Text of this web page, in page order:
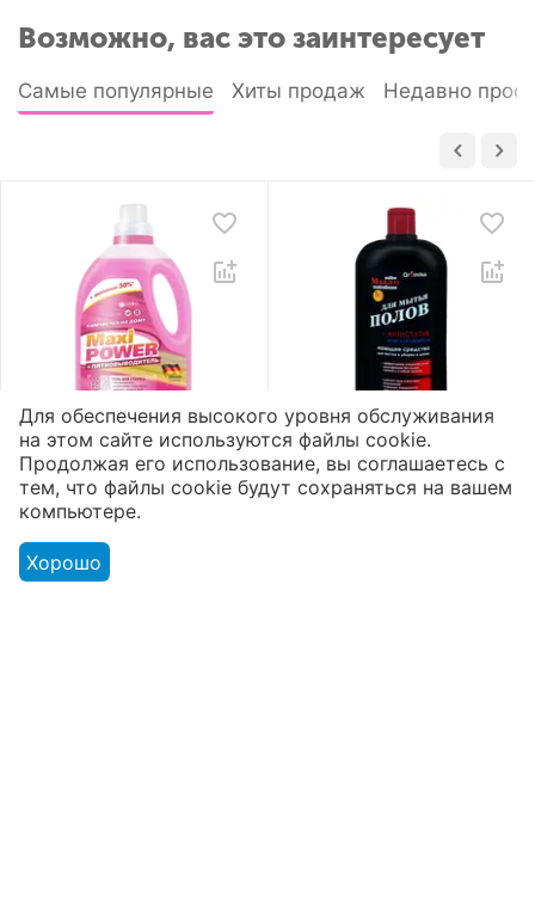
Возможно, вас это заинтересует
Самые популярные Хиты продаж Недавно
Гель для стирки «Maxi
Power»
Пятновыводитель
3300 мл
5 2
Доступно:
5012₸
Жидкое мыло для
полов «Aromika» 72%
Морская свежесть
Для обеспечения высокого уровня обслуживания
на этом сайте используются файлы cookie.
Продолжая его использование, вы соглашаетесь с
тем, что файлы cookie будут сохраняться на вашем
компьютере.
Хорошо